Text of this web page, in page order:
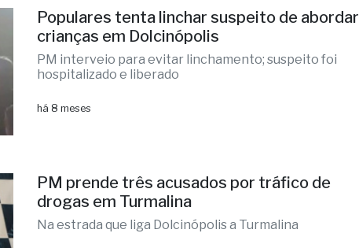
Populares tenta linchar suspeito de abordar
crianças em Dolcinópolis
PM interveio para evitar linchamento; suspeito foi
hospitalizado e liberado
há 8 meses
PM prende três acusados por tráfico de
drogas em Turmalina
Na estrada que liga Dolcinópolis a Turmalina